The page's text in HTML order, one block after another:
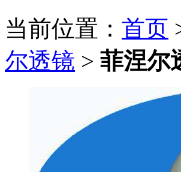
当前位置： 首页
尔透镜 > 菲涅尔